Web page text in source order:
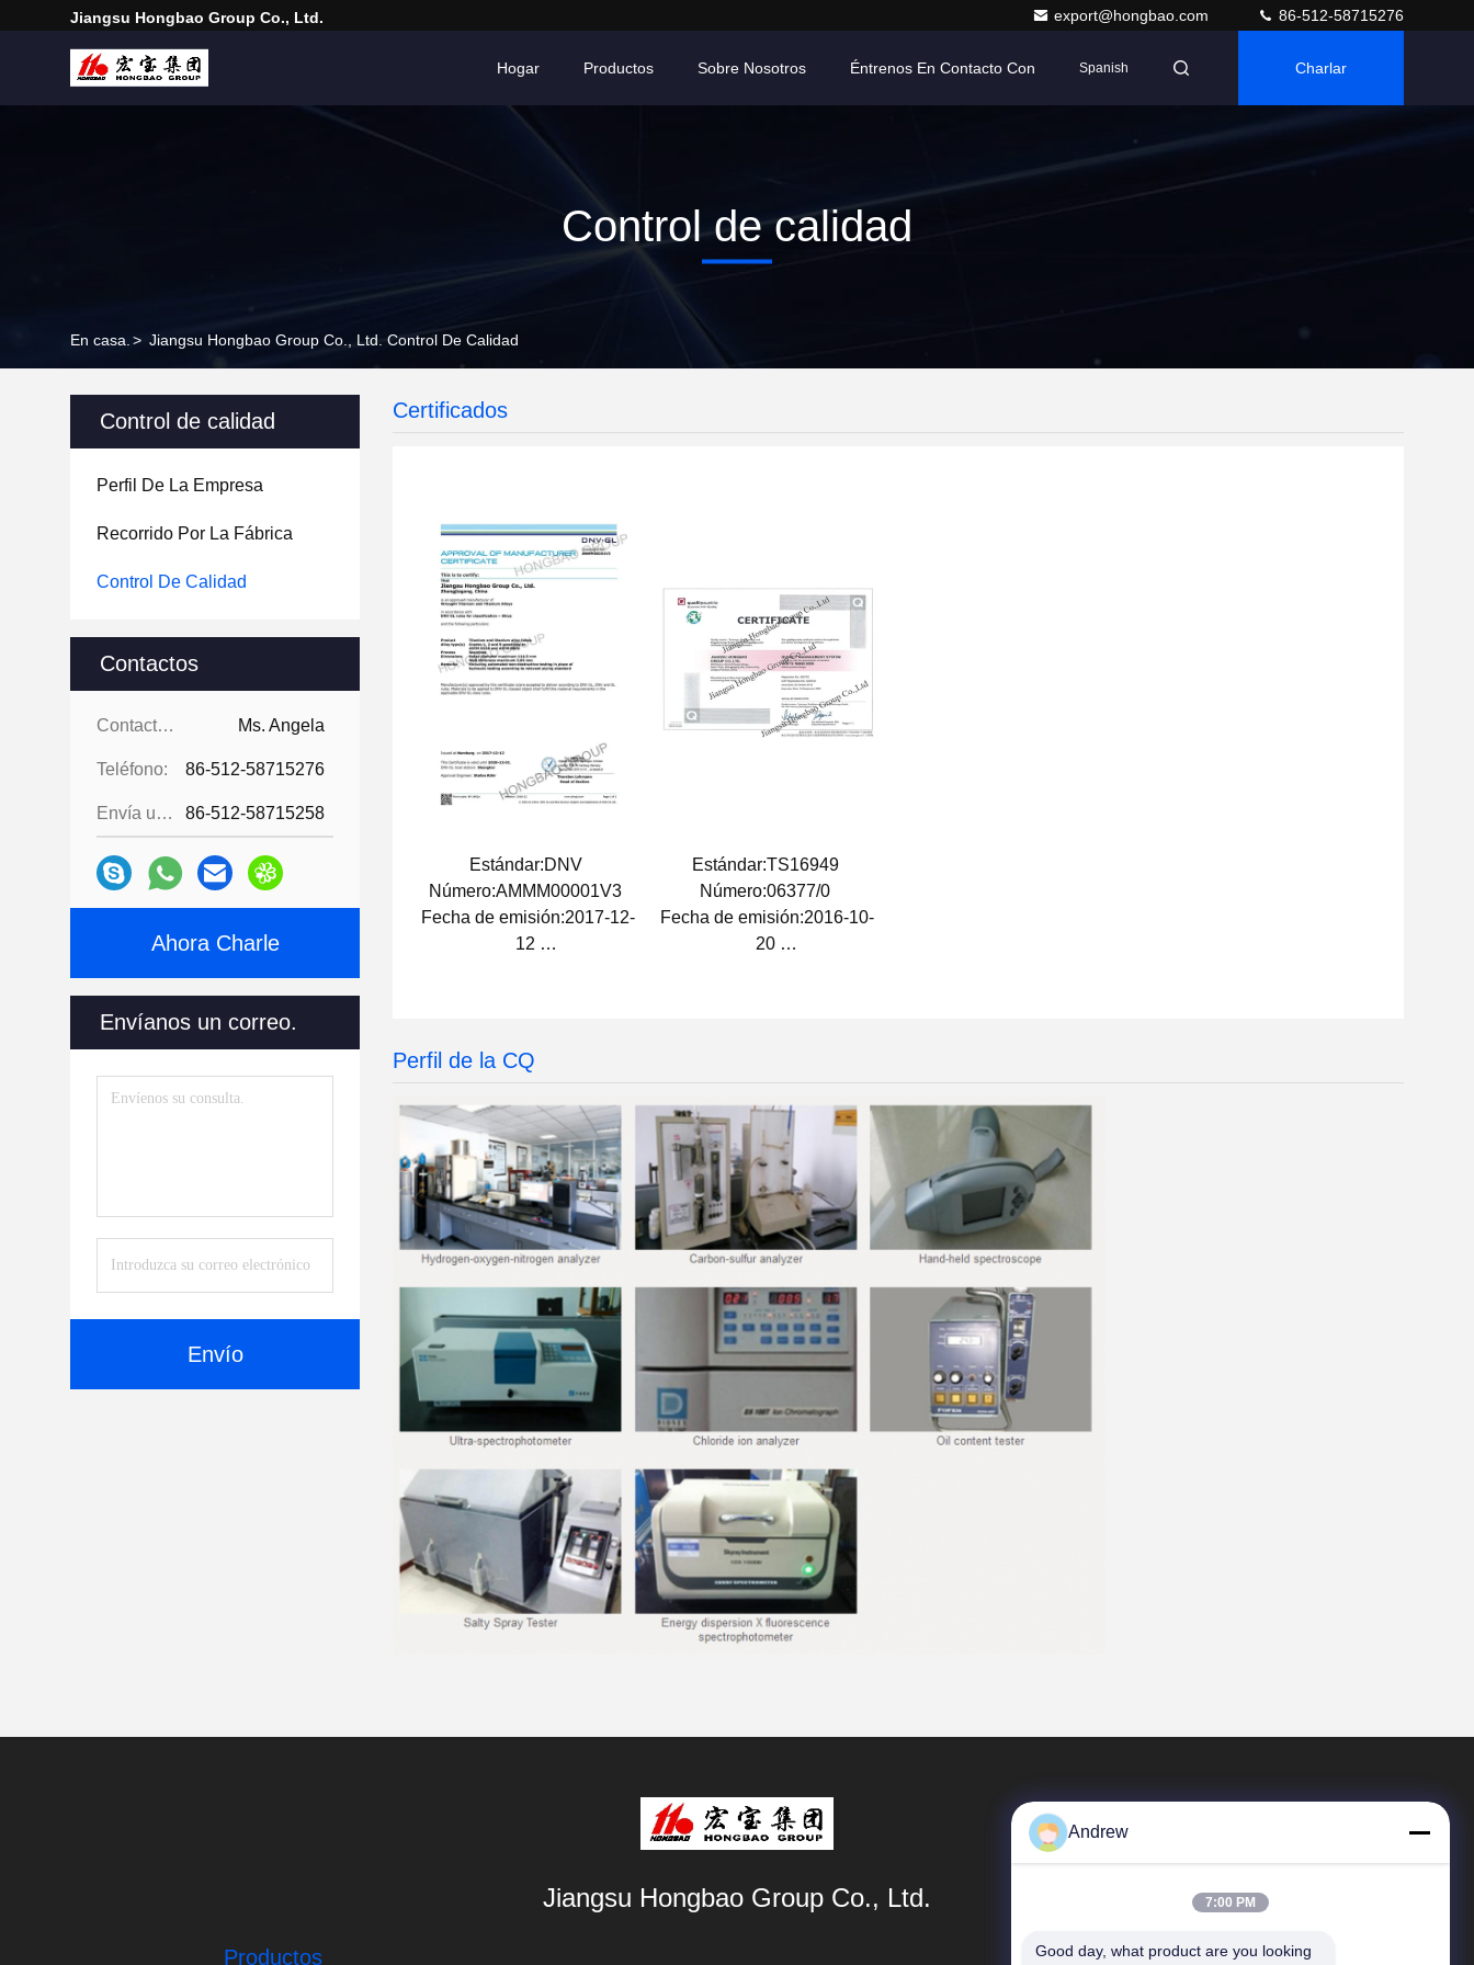
Jiangsu Hongbao Group Co., Ltd. export@hongbao.com 86-512-58715276
Hogar Productos Sobre Nosotros Éntrenos En Contacto Con Spanish Charlar
Control de calidad
En casa. > Jiangsu Hongbao Group Co., Ltd. Control De Calidad
Control de calidad
Perfil De La Empresa
Recorrido Por La Fábrica
Control De Calidad
Contactos
Contactos: Ms. Angela
Teléfono: 86-512-58715276
Envía un fax.: 86-512-58715258
Ahora Charle
Envíanos un correo.
Envío
Certificados
Estándar:DNV
Número:AMMM00001V3
Fecha de emisión:2017-12-
12
Estándar:TS16949
Número:06377/0
Fecha de emisión:2016-10-
20
Perfil de la CQ
Jiangsu Hongbao Group Co., Ltd.
Productos Enlaces Rápidos
Andrew
7:00 PM
Good day, what product are you looking